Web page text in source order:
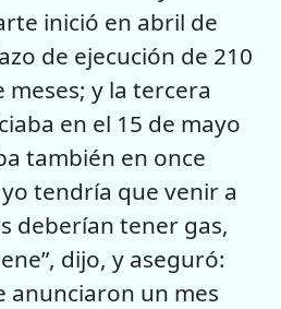
inició en abril de
de ejecución de 210
meses; y la tercera
en el 15 de mayo
también en once
tendría que venir a
deberían tener gas,
dijo, y aseguró:
anunciaron un mes